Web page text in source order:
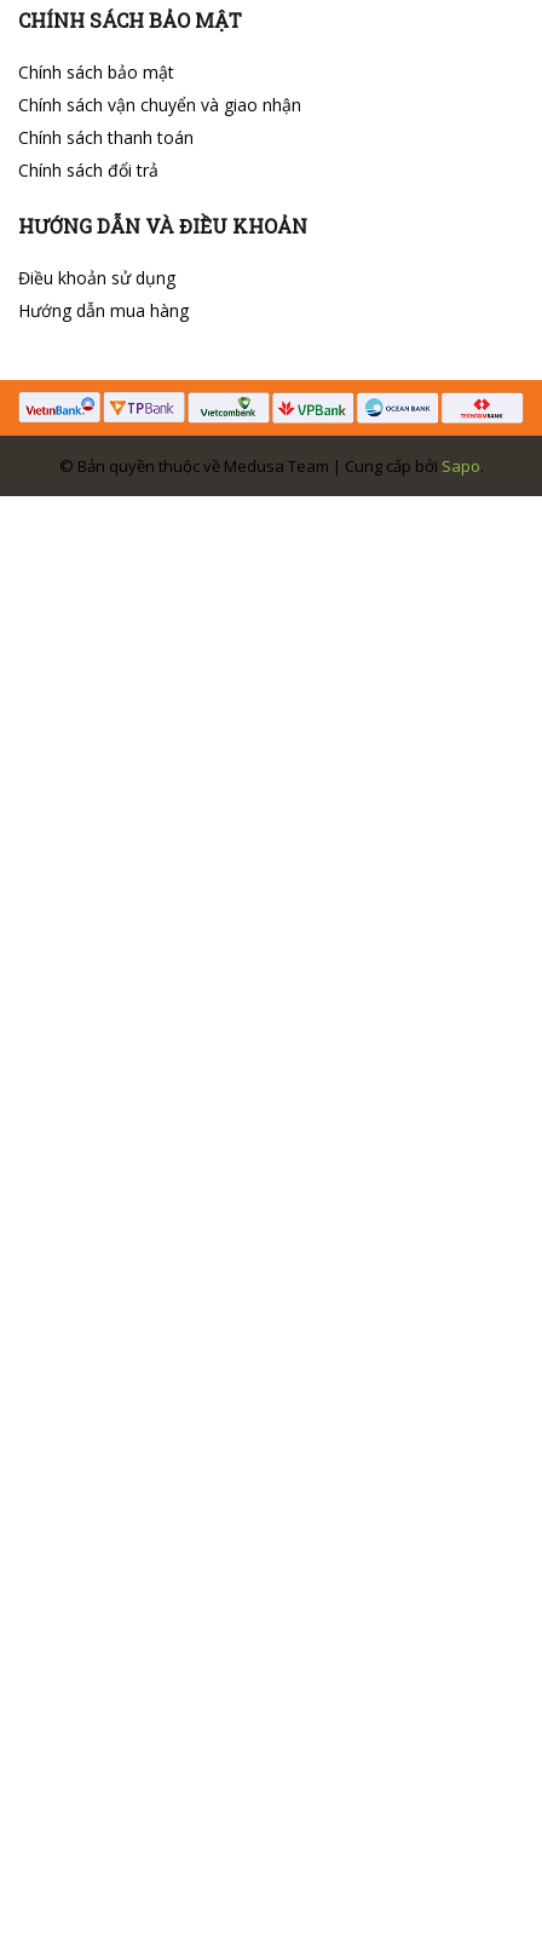
CHÍNH SÁCH BẢO MẬT
Chính sách bảo mật
Chính sách vận chuyển và giao nhận
Chính sách thanh toán
Chính sách đổi trả
HƯỚNG DẪN VÀ ĐIỀU KHOẢN
Điều khoản sử dụng
Hướng dẫn mua hàng
© Bản quyền thuộc về Medusa Team | Cung cấp bởi Sapo.